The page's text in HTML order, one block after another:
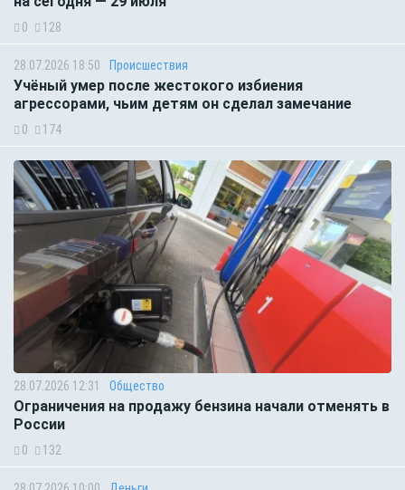
0 128
28.07.2026 18:50 Происшествия
Учёный умер после жестокого избиения
агрессорами, чьим детям он сделал замечание
0 174
28.07.2026 12:31 Общество
Ограничения на продажу бензина начали отменять в
России
0 132